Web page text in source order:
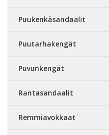
Puukenkäsandaalit
Puutarhakengät
Puvunkengät
Rantasandaalit
Remmiavokkaat